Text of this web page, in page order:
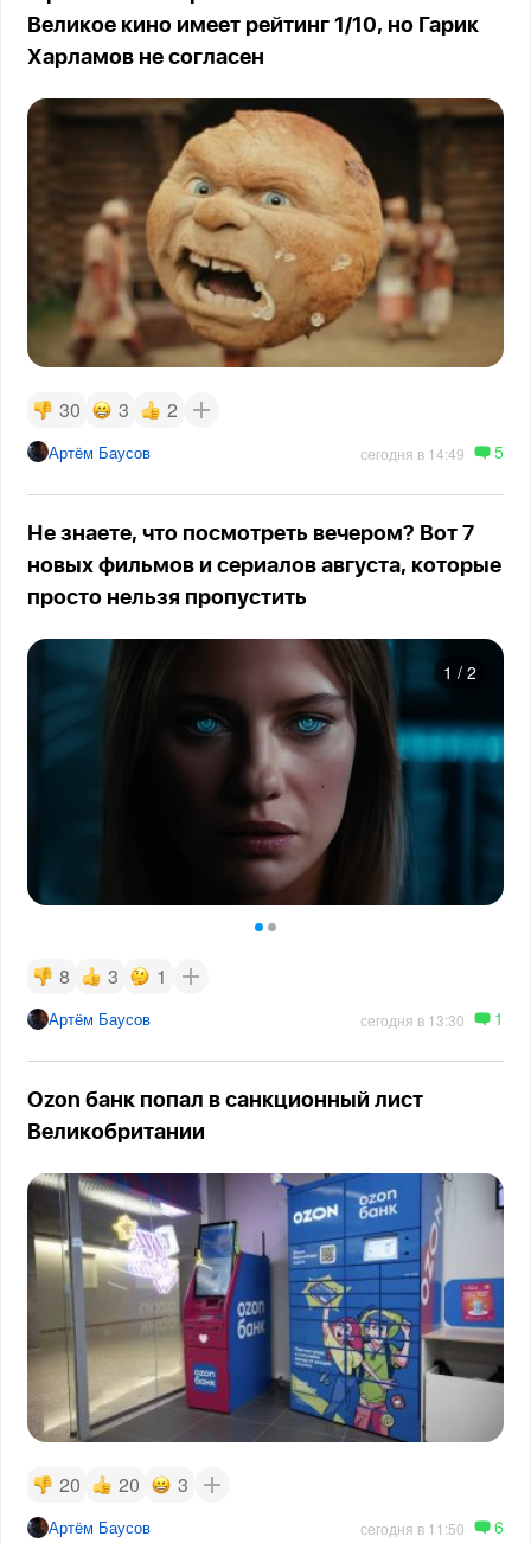
Великое кино имеет рейтинг 1/10, но Гарик
Харламов не согласен
30 3 2
Артём Баусов сегодня в 14:49 5
Не знаете, что посмотреть вечером? Вот 7
новых фильмов и сериалов августа, которые
просто нельзя пропустить
1 / 2
8 3 1
Артём Баусов сегодня в 13:30 1
Ozon банк попал в санкционный лист
Великобритании
20 20 3
Артём Баусов сегодня в 11:50 6